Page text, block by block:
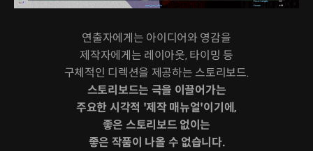
연출자에게는 아이디어와 영감을
제작자에게는 레이아웃, 타이밍 등
구체적인 디렉션을 제공하는 스토리보드.
스토리보드는 극을 이끌어가는
주요한 시각적 '제작 매뉴얼'이기에,
좋은 스토리보드 없이는
좋은 작품이 나올 수 없습니다.